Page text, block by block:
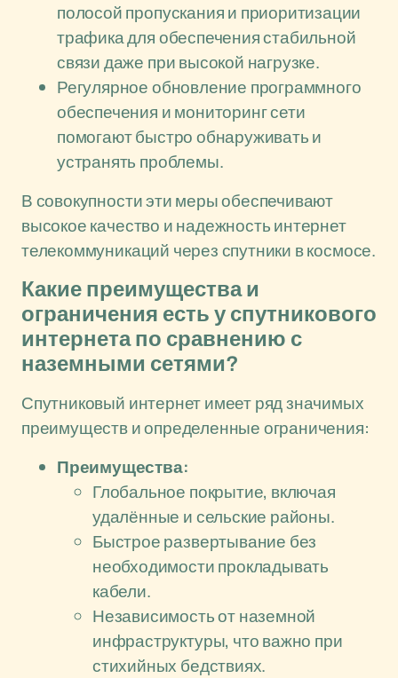
полосой пропускания и приоритизации
трафика для обеспечения стабильной
связи даже при высокой нагрузке.
Регулярное обновление программного
обеспечения и мониторинг сети
помогают быстро обнаруживать и
устранять проблемы.
В совокупности эти меры обеспечивают
высокое качество и надежность интернет
телекоммуникаций через спутники в космосе.
Какие преимущества и
ограничения есть у спутникового
интернета по сравнению с
наземными сетями?
Спутниковый интернет имеет ряд значимых
преимуществ и определенные ограничения:
Преимущества:
Глобальное покрытие, включая
удалённые и сельские районы.
Быстрое развертывание без
необходимости прокладывать
кабели.
Независимость от наземной
инфраструктуры, что важно при
стихийных бедствиях.